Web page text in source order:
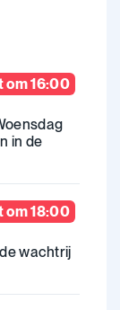
om 16:00
in de
om 18:00
wachtrij